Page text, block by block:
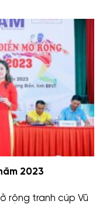
2023
rộng tranh cúp Vũ